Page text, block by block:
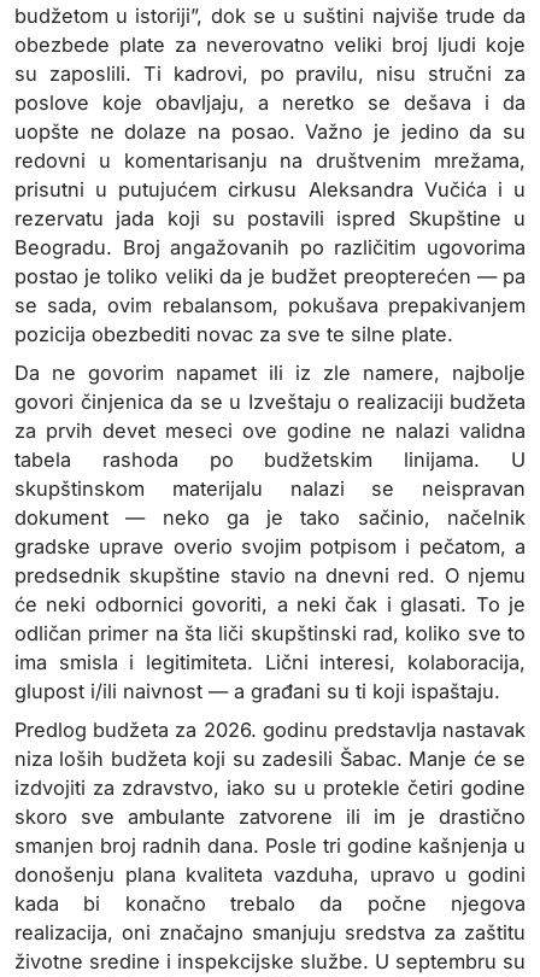
budžetom u istoriji”, dok se u suštini najviše trude da
obezbede plate za neverovatno veliki broj ljudi koje
su zaposlili. Ti kadrovi, po pravilu, nisu stručni za
poslove koje obavljaju, a neretko se dešava i da
uopšte ne dolaze na posao. Važno je jedino da su
redovni u komentarisanju na društvenim mrežama,
prisutni u putujućem cirkusu Aleksandra Vučića i u
rezervatu jada koji su postavili ispred Skupštine u
Beogradu. Broj angažovanih po različitim ugovorima
postao je toliko veliki da je budžet preopterećen — pa
se sada, ovim rebalansom, pokušava prepakivanjem
pozicija obezbediti novac za sve te silne plate.
Da ne govorim napamet ili iz zle namere, najbolje
govori činjenica da se u Izveštaju o realizaciji budžeta
za prvih devet meseci ove godine ne nalazi validna
tabela rashoda po budžetskim linijama. U
skupštinskom materijalu nalazi se neispravan
dokument — neko ga je tako sačinio, načelnik
gradske uprave overio svojim potpisom i pečatom, a
predsednik skupštine stavio na dnevni red. O njemu
će neki odbornici govoriti, a neki čak i glasati. To je
odličan primer na šta liči skupštinski rad, koliko sve to
ima smisla i legitimiteta. Lični interesi, kolaboracija,
glupost i/ili naivnost — a građani su ti koji ispaštaju.
Predlog budžeta za 2026. godinu predstavlja nastavak
niza loših budžeta koji su zadesili Šabac. Manje će se
izdvojiti za zdravstvo, iako su u protekle četiri godine
skoro sve ambulante zatvorene ili im je drastično
smanjen broj radnih dana. Posle tri godine kašnjenja u
donošenju plana kvaliteta vazduha, upravo u godini
kada bi konačno trebalo da počne njegova
realizacija, oni značajno smanjuju sredstva za zaštitu
životne sredine i inspekcijske službe. U septembru su